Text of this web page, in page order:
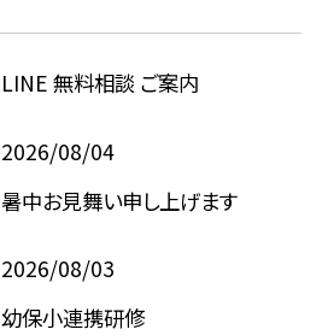
LINE 無料相談 ご案内
2026/08/04
暑中お見舞い申し上げます
2026/08/03
幼保小連携研修